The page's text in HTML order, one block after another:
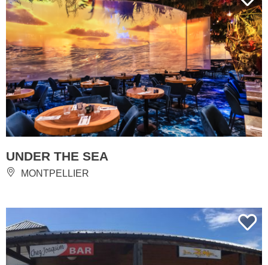
UNDER THE SEA
MONTPELLIER